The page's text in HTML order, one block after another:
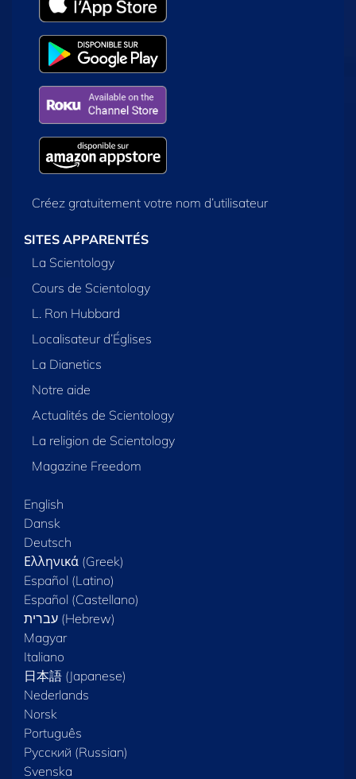
Créez gratuitement votre nom d’utilisateur
SITES APPARENTÉS
La Scientology
Cours de Scientology
L. Ron Hubbard
Localisateur d’Églises
La Dianetics
Notre aide
Actualités de Scientology
La religion de Scientology
Magazine Freedom
English
Dansk
Deutsch
Ελληνικά (Greek)
Español (Latino)
Español (Castellano)
Magyar
Italiano
日本語 (Japanese)
Nederlands
Norsk
Português
Русский (Russian)
Svenska